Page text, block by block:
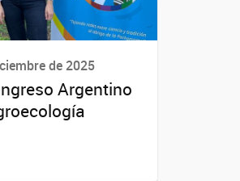
de 2025
Argentino